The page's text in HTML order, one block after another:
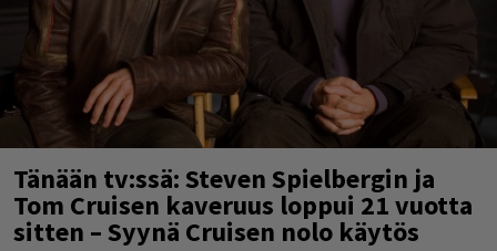
Tänään tv:ssä: Steven Spielbergin ja
Tom Cruisen kaveruus loppui 21 vuotta
sitten – Syynä Cruisen nolo käytös